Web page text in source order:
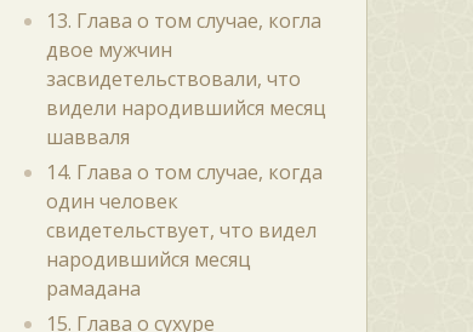
13. Глава о том случае, когла
двое мужчин
засвидетельствовали, что
видели народившийся месяц
шавваля
14. Глава о том случае, когда
один человек
свидетельствует, что видел
народившийся месяц
рамадана
15. Глава о сухуре